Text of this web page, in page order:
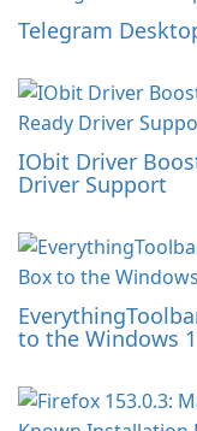
Telegram
IObit Driver
Driver Support
to the Windows